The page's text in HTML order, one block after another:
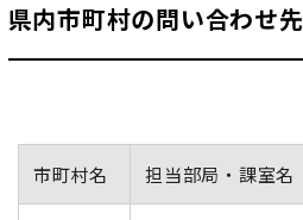
県内市町村の問い合わせ先
市町村名 担当部局・課室名